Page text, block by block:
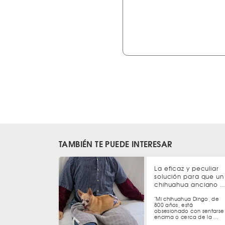
TAMBIÉN TE PUEDE INTERESAR
La eficaz y peculiar
solución para que un
chihuahua anciano …
"Mi chihuahua Dingo, de
800 años, está
obsesionado con sentarse
encima o cerca de la …